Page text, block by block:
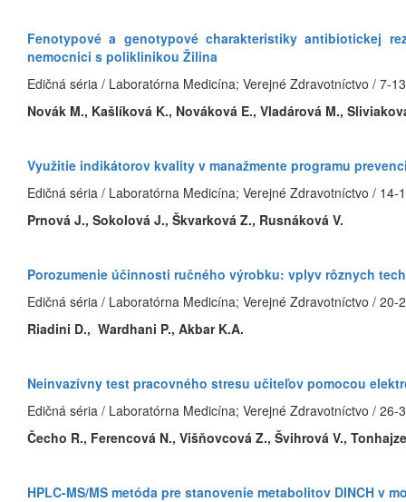
Fenotypové a genotypové charakteristiky antibiotickej
nemocnici s poliklinikou Žilina
Edičná séria / Laboratórna Medicína; Verejné Zdravotníctvo / 7-13
Novák M., Kašlíková K., Nováková E., Vladárová M.,
Využitie indikátorov kvality v manažmente programu
Edičná séria / Laboratórna Medicína; Verejné Zdravotníctvo / 14-
Prnová J., Sokolová J., Škvarková Z., Rusnáková V.
Porozumenie účinnosti ručného výrobku: vplyv rôznych
Edičná séria / Laboratórna Medicína; Verejné Zdravotníctvo / 20-
Riadini D., Wardhani P., Akbar K.A.
Neinvazívny test pracovného stresu učiteľov pomocou
Edičná séria / Laboratórna Medicína; Verejné Zdravotníctvo / 26-
Čecho R., Ferencová N., Višňovcová Z., Švihrová V.,
HPLC-MS/MS metóda pre stanovenie metabolitov DINCH v